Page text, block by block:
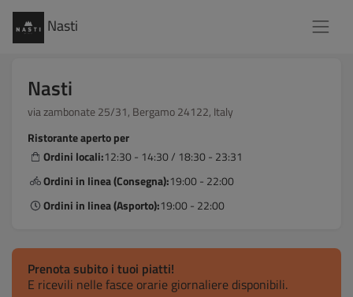
Nasti
Nasti
via zambonate 25/31, Bergamo 24122, Italy
Ristorante aperto per
Ordini locali:12:30 - 14:30 / 18:30 - 23:31
Ordini in linea (Consegna):19:00 - 22:00
Ordini in linea (Asporto):19:00 - 22:00
Prenota subito i tuoi piatti!
E ricevili nelle fasce orarie giornaliere disponibili.